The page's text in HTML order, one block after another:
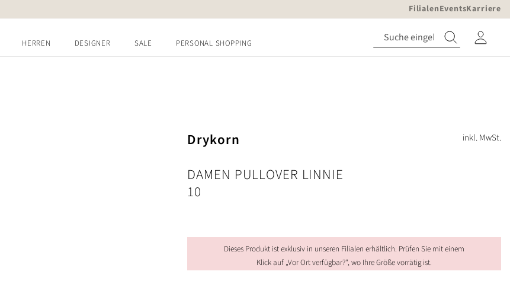
FilialenEventsKarriere
HERREN DESIGNER SALE PERSONAL SHOPPING
Drykorn
DAMEN PULLOVER LINNIE
10
inkl. MwSt.
Dieses Produkt ist exklusiv in unseren Filialen erhältlich. Prüfen Sie mit einem
Klick auf „Vor Ort verfügbar?", wo Ihre Größe vorrätig ist.